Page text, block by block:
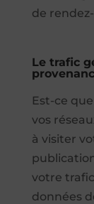
de
Le trafic
Est-ce
vos
à visiter
votre
données